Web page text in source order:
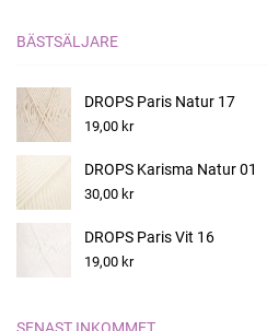
BÄSTSÄLJARE
DROPS Paris Natur 17
19,00 kr
DROPS Karisma Natur 01
30,00 kr
DROPS Paris Vit 16
19,00 kr
SENAST INKOMMET